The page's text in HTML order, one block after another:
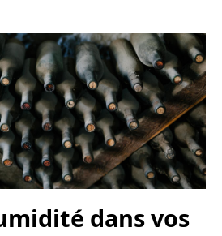
dans vos